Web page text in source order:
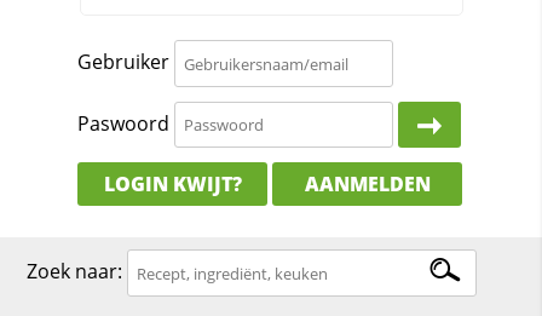
Gebruiker
Paswoord
LOGIN KWIJT? AANMELDEN
Zoek naar: